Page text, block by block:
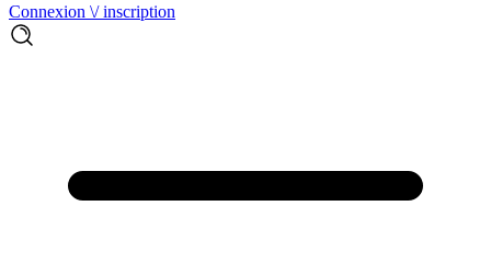
Connexion \/ inscription